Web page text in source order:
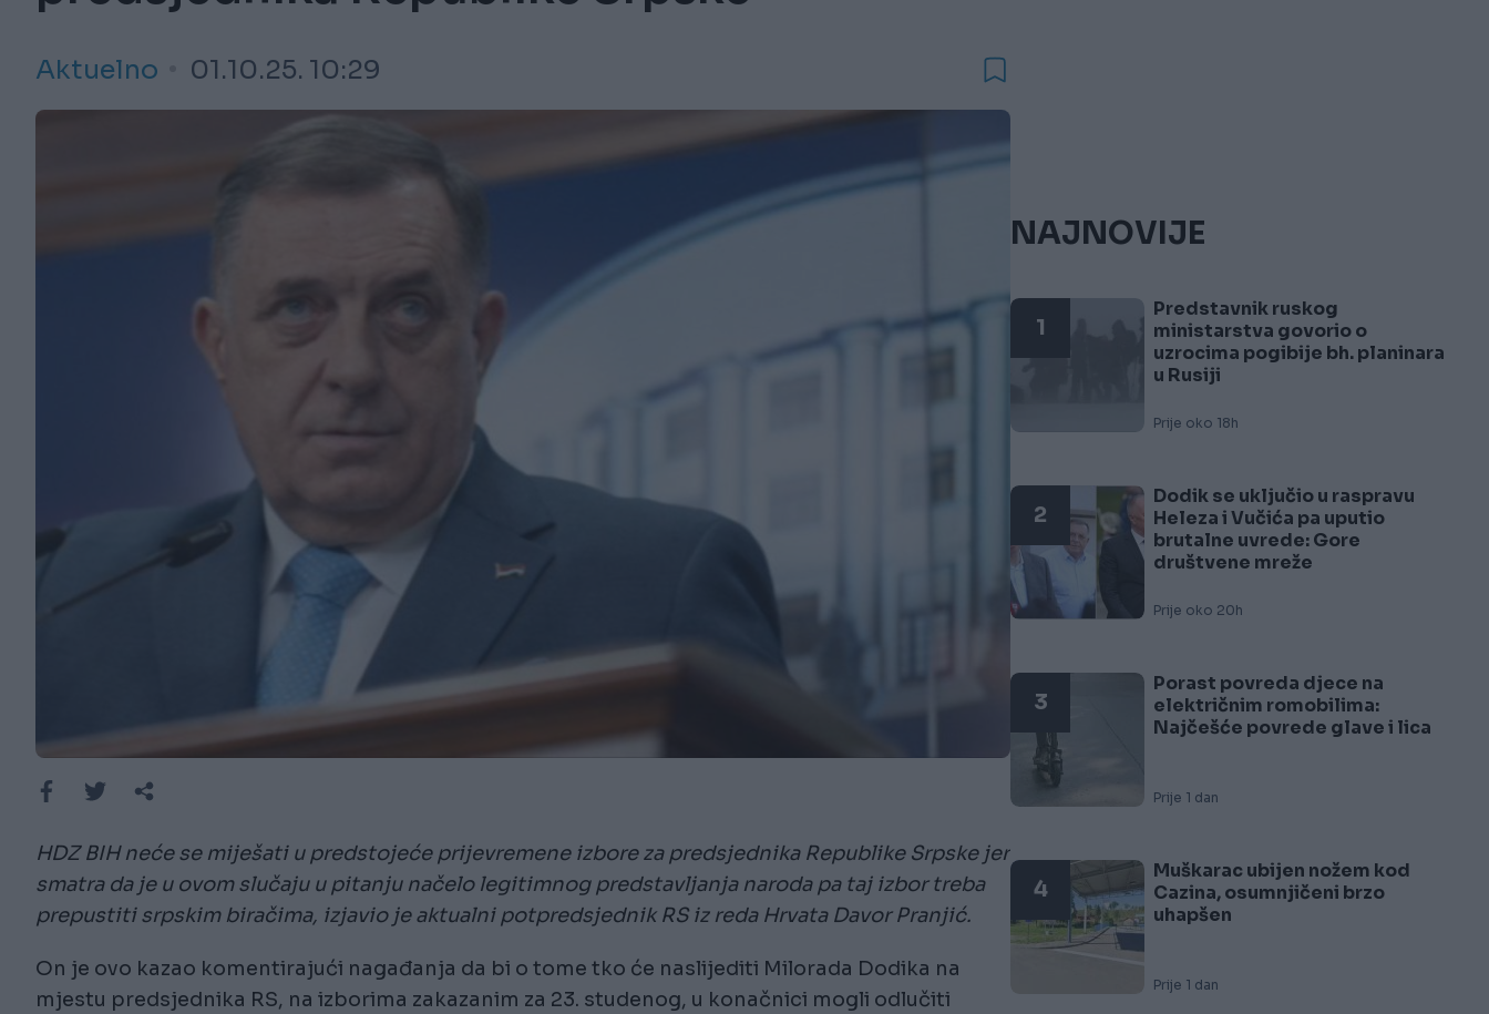
Aktuelno 01.10.25. 10:29
HDZ BIH neće se miješati u predstojeće prijevremene izbore za predsjednika Republike Srpske jer
smatra da je u ovom slučaju u pitanju načelo legitimnog predstavljanja naroda pa taj izbor treba
prepustiti srpskim biračima, izjavio je aktualni potpredsjednik RS iz reda Hrvata Davor Pranjić.
On je ovo kazao komentirajući nagađanja da bi o tome tko će naslijediti Milorada Dodika na
mjestu predsjednika RS, na izborima zakazanim za 23. studenog, u konačnici mogli odlučiti
NAJNOVIJE
1
Predstavnik ruskog
ministarstva govorio o
uzrocima pogibije bh. planinara
u Rusiji
Prije oko 18h
2
Dodik se uključio u raspravu
Heleza i Vučića pa uputio
brutalne uvrede: Gore
društvene mreže
Prije oko 20h
3
Porast povreda djece na
električnim romobilima:
Najčešće povrede glave i lica
Prije 1 dan
4
Muškarac ubijen nožem kod
Cazina, osumnjičeni brzo
uhapšen
Prije 1 dan